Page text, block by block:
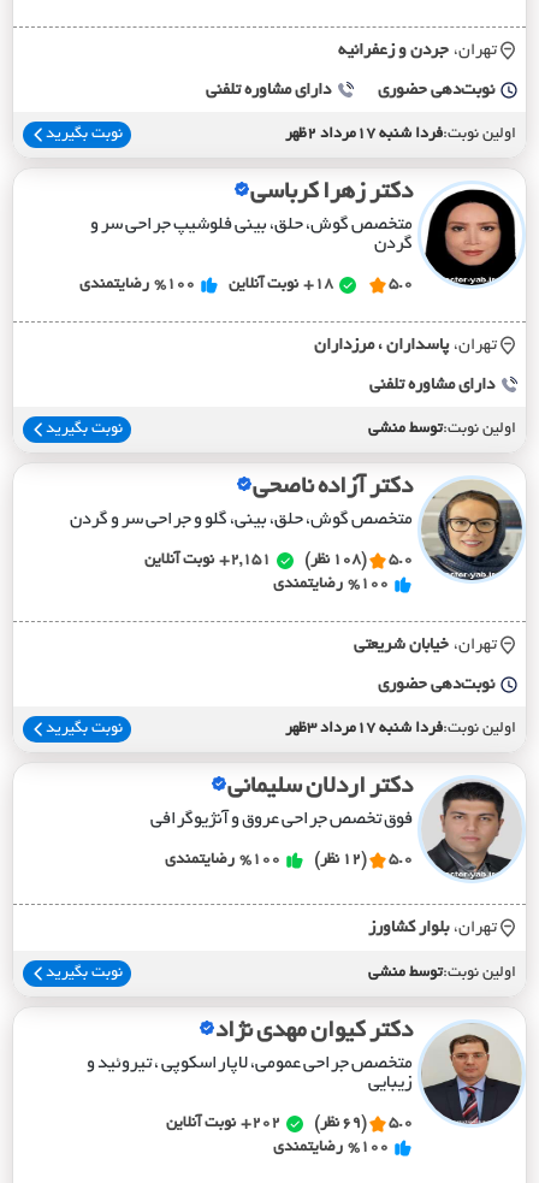
تهران، جردن و زعفرانيه
نوبت‌دهی حضوری دارای مشاوره تلفنی
اولین نوبت:فردا شنبه 17مرداد 2ظهر نوبت بگیرید
دکتر زهرا کرباسی
متخصص گوش، حلق، بینی فلوشیپ جراحی سر و
گردن
5.0
18+ نوبت آنلاین %100 رضایتمندی
تهران، پاسداران ، مرزداران
دارای مشاوره تلفنی
اولین نوبت:توسط منشی نوبت بگیرید
دکتر آزاده ناصحی
متخصص گوش، حلق، بینی، گلو و جراحی سر و گردن
5.0 (108 نظر) 2,151+
نوبت آنلاین
%100 رضایتمندی
تهران، خيابان شريعتي
نوبت‌دهی حضوری
اولین نوبت:فردا شنبه 17مرداد 3ظهر نوبت بگیرید
دکتر اردلان سلیمانی
فوق تخصص جراحی عروق و آنژیوگرافی
5.0 (12 نظر) %100 رضایتمندی
تهران، بلوار کشاورز
اولین نوبت:توسط منشی نوبت بگیرید
دکتر کیوان مهدی نژاد
متخصص جراحی عمومی، لاپاراسکوپی ، تیروئید و
زیبایی
5.0 (69 نظر) 202+
نوبت آنلاین
%100 رضایتمندی